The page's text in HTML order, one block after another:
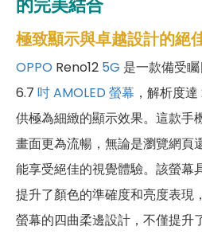
極致顯示與卓越設計的絕
OPPO Reno12 5G 是一款備受
6.7 吋AMOLED 螢幕 ，解析度
供極為細緻的顯示效果。這款手
畫面更為流暢，無論是瀏覽網頁
能享受絕佳的視覺體驗。該螢幕
提升了顏色的準確度和亮度表現
螢幕的四曲柔邊設計，不僅提升